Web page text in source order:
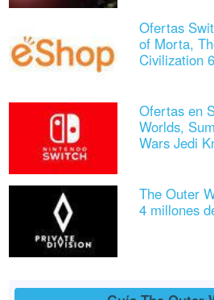
Ofertas
of Morta,
Civilization
Ofertas en
Worlds,
Wars Jedi
The Outer
4 millones